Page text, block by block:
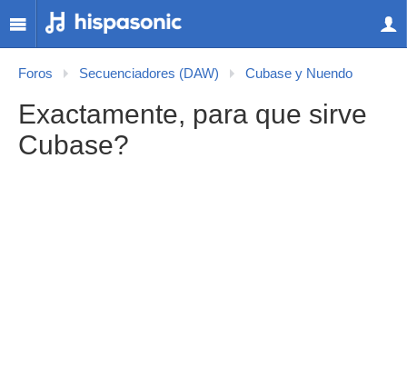
Foros Secuenciadores (DAW) Cubase y Nuendo
Exactamente, para que sirve
Cubase?